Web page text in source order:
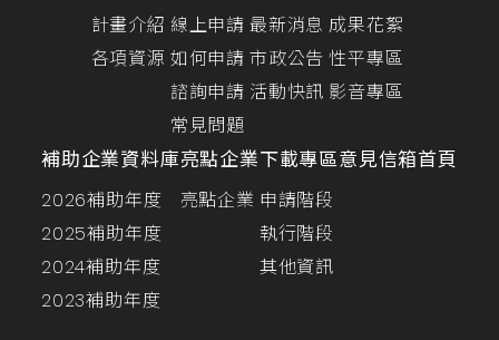
計畫介紹
各項資源
線上申請
如何申請
諮詢申請
常見問題
最新消息
市政公告
活動快訊
成果花絮
性平專區
影音專區
補助企業資料庫
2026補助年度
2025補助年度
2024補助年度
2023補助年度
亮點企業
亮點企業
下載專區
申請階段
執行階段
其他資訊
意見信箱首頁